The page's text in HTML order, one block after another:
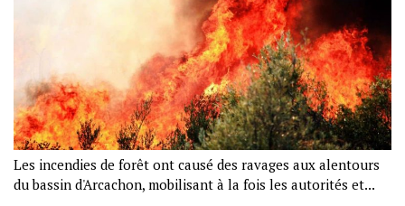
Les incendies de forêt ont causé des ravages aux alentours
du bassin d'Arcachon, mobilisant à la fois les autorités et...